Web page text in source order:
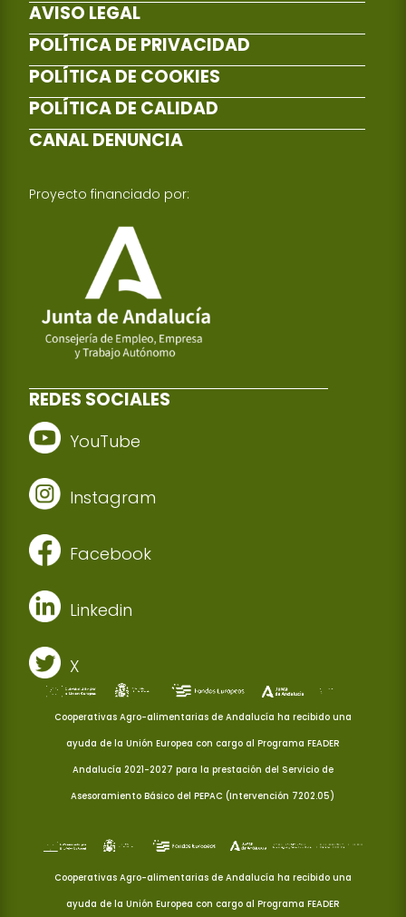
AVISO LEGAL
POLÍTICA DE PRIVACIDAD
POLÍTICA DE COOKIES
POLÍTICA DE CALIDAD
CANAL DENUNCIA
Proyecto financiado por:
REDES SOCIALES
YouTube
Instagram
Facebook
Linkedin
X
Cooperativas Agro-alimentarias de Andalucía ha recibido una
ayuda de la Unión Europea con cargo al Programa FEADER
Andalucía 2021-2027 para la prestación del Servicio de
Asesoramiento Básico del PEPAC (Intervención 7202.05)
Cooperativas Agro-alimentarias de Andalucía ha recibido una
ayuda de la Unión Europea con cargo al Programa FEADER